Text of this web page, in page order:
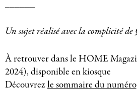
Un sujet réalisé avec la complicité de
À retrouver dans le HOME
2024), disponible en kiosque
Découvrezle sommaire du numéro